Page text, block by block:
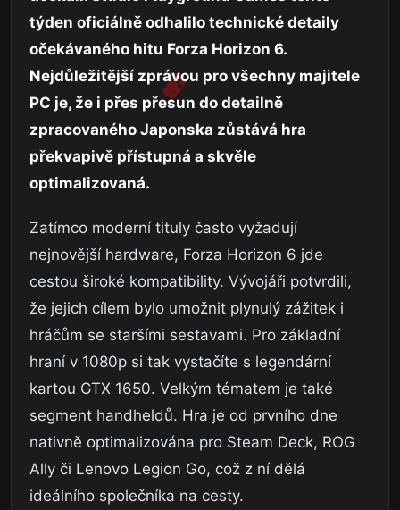
týden oficiálně odhalilo technické detaily
očekávaného hitu Forza Horizon 6.
Nejdůležitější zprávou pro všechny majitele
PC je, že i přes přesun do detailně
zpracovaného Japonska zůstává hra
překvapivě přístupná a skvěle
optimalizovaná.
Zatímco moderní tituly často vyžadují
nejnovější hardware, Forza Horizon 6 jde
cestou široké kompatibility. Vývojáři potvrdili,
že jejich cílem bylo umožnit plynulý zážitek i
hráčům se staršími sestavami. Pro základní
hraní v 1080p si tak vystačíte s legendární
kartou GTX 1650. Velkým tématem je také
segment handheldů. Hra je od prvního dne
nativně optimalizována pro Steam Deck, ROG
Ally či Lenovo Legion Go, což z ní dělá
ideálního společníka na cesty.